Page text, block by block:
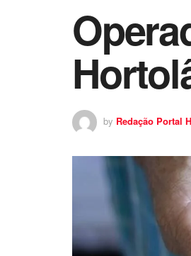
by Redação Portal